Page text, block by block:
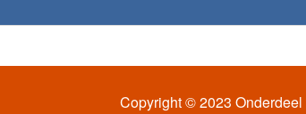
Copyright © 2023 Onderdeel